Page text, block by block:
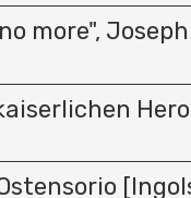
more",